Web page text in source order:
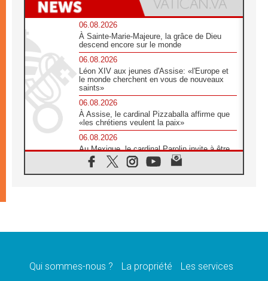
06.08.2026
À Sainte-Marie-Majeure, la grâce de Dieu
descend encore sur le monde
06.08.2026
Léon XIV aux jeunes d'Assise: «l'Europe et
le monde cherchent en vous de nouveaux
saints»
06.08.2026
À Assise, le cardinal Pizzaballa affirme que
«les chrétiens veulent la paix»
06.08.2026
Au Mexique, le cardinal Parolin invite à être
aux côtés des marginalisées
06.08.2026
l'espérance» affirme Mgr Tróccoli
Qui sommes-nous ? La propriété Les services